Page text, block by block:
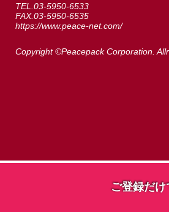
TEL.03-5950-6533
FAX.03-5950-6535
https://www.peace-net.com/
Copyright ©Peacepack Corporation.
ご登録だけ
ご登録だけ